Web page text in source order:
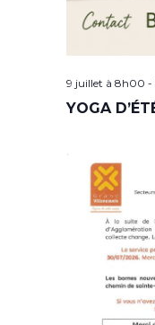
9 juillet à 8h00 -
YOGA